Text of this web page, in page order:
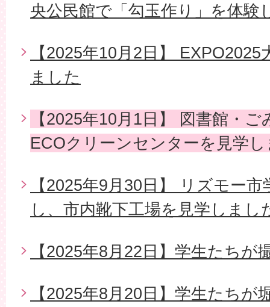
央公民館で「勾玉作り」を体験
【2025年10月2日】
ました
【2025年10月1日】 図書館・
ECOクリーンセンターを見学
【2025年9月30日】 リズモー
し、市内靴下工場を見学しまし
【2025年8月22日】学生たちが
【2025年8月20日】学生たちが